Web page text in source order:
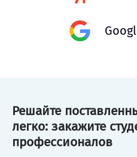
Решайте
легко: закажите
профессионалов